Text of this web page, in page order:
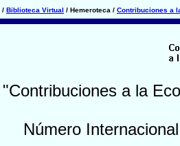
/ Biblioteca Virtual / Hemeroteca / Contribuciones a
"Contribuciones a la
Número